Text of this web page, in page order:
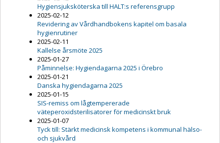
Hygiensjuksköterska till HALT:s referensgrupp
2025-02-12
Revidering av Vårdhandbokens kapitel om basala
hygienrutiner
2025-02-11
Kallelse årsmöte 2025
2025-01-27
Påminnelse: Hygiendagarna 2025 i Örebro
2025-01-21
Danska hygiendagarna 2025
2025-01-15
SIS-remiss om lågtempererade
väteperoxidsterilisatorer för medicinskt bruk
2025-01-07
Tyck till: Stärkt medicinsk kompetens i kommunal hälso-
och sjukvård